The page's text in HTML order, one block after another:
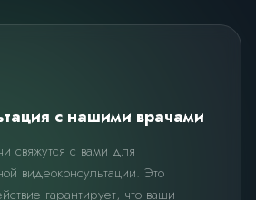
с нашими врачами
свяжутся с вами для
видеоконсультации. Это
гарантирует, что ваши